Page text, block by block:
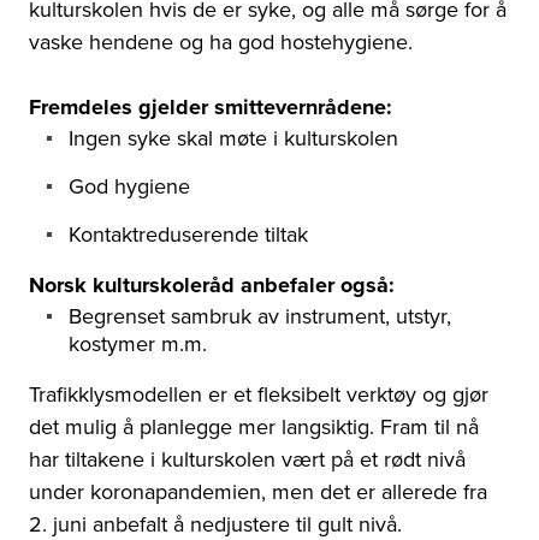
kulturskolen hvis de er syke, og alle må sørge for å
vaske hendene og ha god hostehygiene.
Fremdeles gjelder smittevernrådene:
Ingen syke skal møte i kulturskolen
God hygiene
Kontaktreduserende tiltak
Norsk kulturskoleråd anbefaler også:
Begrenset sambruk av instrument, utstyr,
kostymer m.m.
Trafikklysmodellen er et fleksibelt verktøy og gjør
det mulig å planlegge mer langsiktig. Fram til nå
har tiltakene i kulturskolen vært på et rødt nivå
under koronapandemien, men det er allerede fra
2. juni anbefalt å nedjustere til gult nivå.